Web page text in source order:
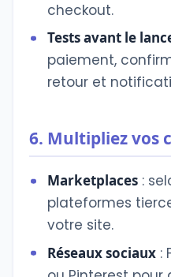
checkout.
Tests avant le
paiement,
retour et
6. Multipliez vos
Marketplaces :
plateformes
votre site.
Réseaux sociaux :